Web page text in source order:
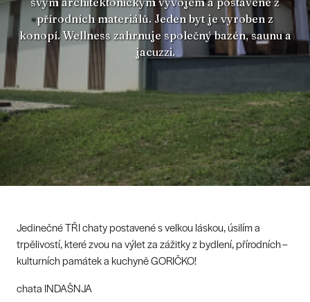
přírodních materiálů. Jeden byt je vyroben z
konopí. Wellness zahrnuje společný bazén, saunu a
jacuzzi.
Jedinečné TŘI chaty postavené s velkou láskou, úsilím a
trpělivostí, které zvou na výlet za zážitky z bydlení, přírodních –
kulturních památek a kuchyně GORIČKO!
chata INDAŠNJA